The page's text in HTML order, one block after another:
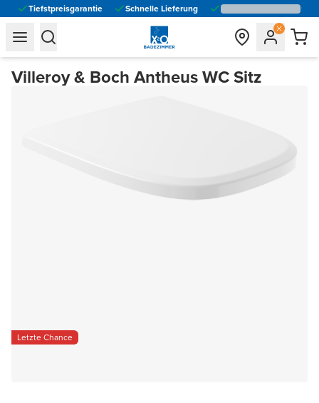
Tiefstpreisgarantie Schnelle Lieferung
general.navigation.toggle_menu.label
general.navigation.toggle_menu.label
Villeroy & Boch Antheus WC Sitz
Letzte Chance